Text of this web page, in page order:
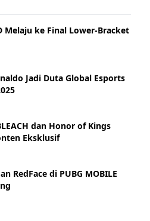
Melaju ke Final Lower-Bracket
Jadi Duta Global Esports
dan Honor of Kings
Eksklusif
RedFace di PUBG MOBILE